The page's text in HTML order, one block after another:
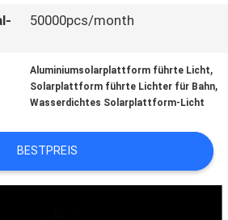
50000pcs/month
Aluminiumsolarplattform führte Licht,
Solarplattform führte Lichter für Bahn,
Wasserdichtes Solarplattform-Licht
BESTPREIS